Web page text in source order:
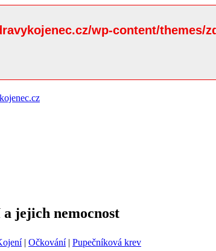
wp-content/themes/
jejich nemocnost
| Očkování| Pupečníková krev